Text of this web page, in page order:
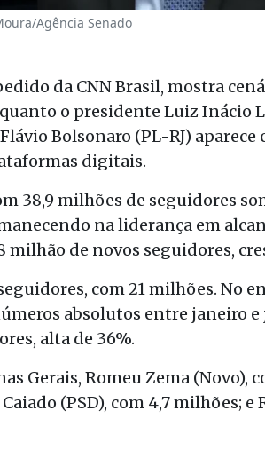
Agência Senado
da CNN Brasil, mostra
o presidente Luiz Inácio
Bolsonaro (PL-RJ) aparece
digitais.
38,9 milhões de seguidores
na liderança em
de novos seguidores,
com 21 milhões. No
absolutos entre janeiro e
alta de 36%.
Gerais, Romeu Zema (Novo),
(PSD), com 4,7 milhões; e